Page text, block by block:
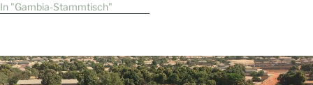
Gäste und Interessierte sind
In "Gambia-Stammtisch"